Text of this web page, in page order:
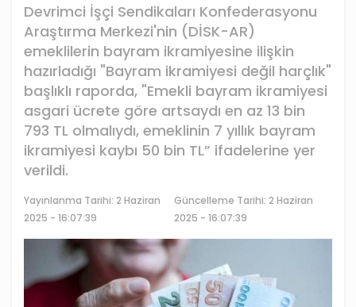
Devrimci İşçi Sendikaları Konfederasyonu
Araştırma Merkezi'nin (DİSK-AR)
emeklilerin bayram ikramiyesine ilişkin
hazırladığı "Bayram ikramiyesi değil harçlık"
başlıklı raporda, "Emekli bayram ikramiyesi
asgari ücrete göre artsaydı en az 13 bin
793 TL olmalıydı, emeklinin 7 yıllık bayram
ikramiyesi kaybı 50 bin TL” ifadelerine yer
verildi.
Yayınlanma Tarihi: 2 Haziran
2025 - 16:07:39
Güncelleme Tarihi: 2 Haziran
2025 - 16:07:39